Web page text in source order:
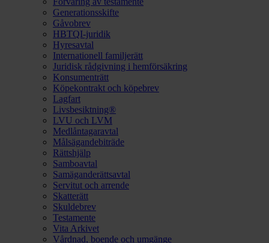
Generationsskifte
Gåvobrev
HBTQI-juridik
Hyresavtal
Internationell familjerätt
Juridisk rådgivning i hemförsäkring
Konsumenträtt
Köpekontrakt och köpebrev
Lagfart
Livsbesiktning®
LVU och LVM
Medlåntagaravtal
Målsägandebiträde
Rättshjälp
Samboavtal
Samäganderättsavtal
Servitut och arrende
Skatterätt
Skuldebrev
Testamente
Vita Arkivet
Vårdnad, boende och umgänge